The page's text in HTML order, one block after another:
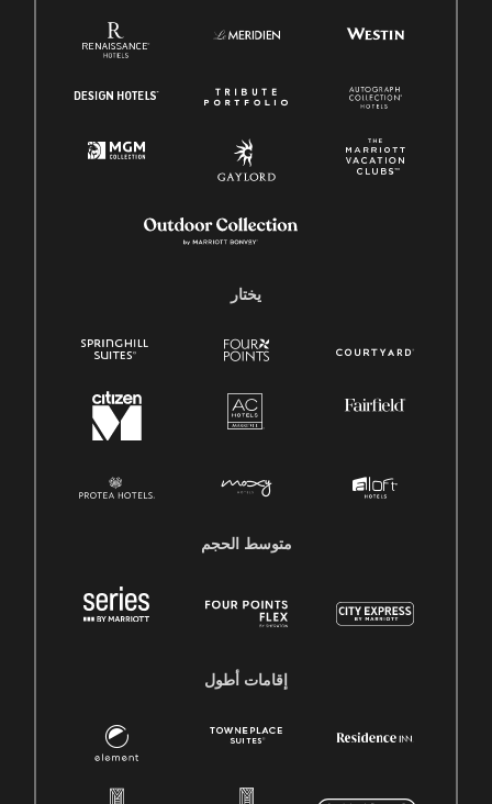
يختار
متوسط ​​الحجم
إقامات أطول